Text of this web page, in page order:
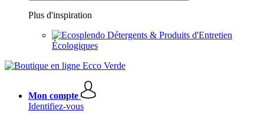
Plus d'inspiration
Détergents & Produits d'Entretien
Écologiques
Mon compte
Identifiez-vous